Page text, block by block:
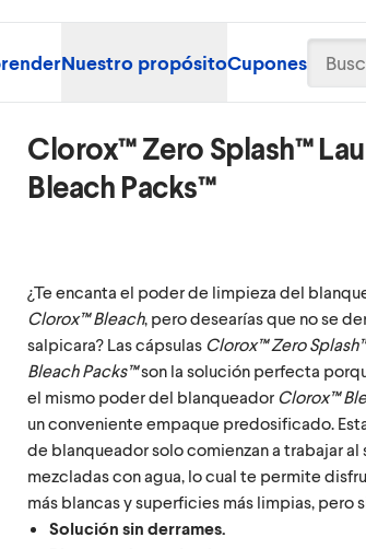
Nuestro propósitoCupones
Habilite las cookies para cargar contenido.
Clorox™ Zero Splash™
Bleach Packs™
¿Te encanta el poder de limpieza del
Clorox™ Bleach, pero desearías que no se
salpicara? Las cápsulas Clorox™ Zero
Bleach Packs™son la solución perfecta
el mismo poder del blanqueador Clorox™
un conveniente empaque predosificado.
de blanqueador solo comienzan a trabajar al
mezcladas con agua, lo cual te permite
más blancas y superficies más limpias, pero
Solución sin derrames.